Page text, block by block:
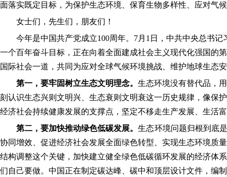
面落实既定目标，为保护生态环境、保育生物多样性、应对气
女士们，先生们，朋友们！
今年是中国共产党成立100周年。7月1日，中共中央总书记
一个百年奋斗目标，正在向着全面建成社会主义现代化强国的
国际社会一道，共同为应对全球气候环境挑战、维护地球生态
第一，要牢固树立生态文明理念。 生态环境没有替代品，
刻认识生态兴则文明兴、生态衰则文明衰这一历史规律，像保
经济社会持续健康发展的支撑点，坚定不移走生产发展、生活
第二，要加快推动绿色低碳发展。生态环境问题归根到底
协同增效、促进经济社会发展全面绿色转型、实现生态环境质
结构调整这个关键，加快建立健全绿色低碳循环发展的经济体
们自己要做。中国正在制定碳达峰、碳中和顶层设计文件，编